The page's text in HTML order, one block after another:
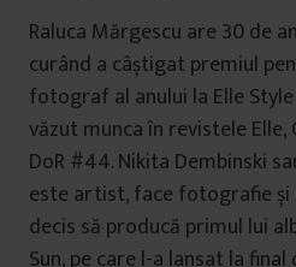
Raluca Mărgescu are 30 de
curând a câștigat premiul
fotograf al anului la Elle
văzut munca în revistele
DoR #44. Nikita Dembinski
este artist, face fotografie și
decis să producă primul lui
Sun, pe care l-a lansat la